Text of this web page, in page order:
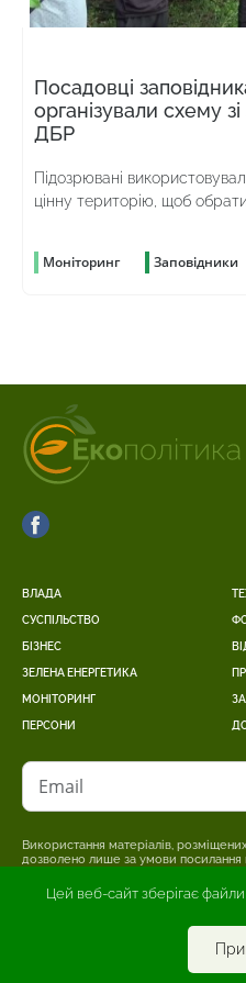
Цей веб-сайт зберігає
Посадовці
організували схему
ДБР
Підозрювані
цінну територію, щоб
Моніторинг Заповідники
ВЛАДА
СУСПІЛЬСТВО
БІЗНЕС
ЗЕЛЕНА ЕНЕРГЕТИКА
МОНІТОРИНГ
ПЕРСОНИ
Email
Використання матеріалів,
дозволено лише за умови посилання
гіперпосилання на сторінку, де
матеріалі. Відповідальність за
рекламних матеріалах, несе